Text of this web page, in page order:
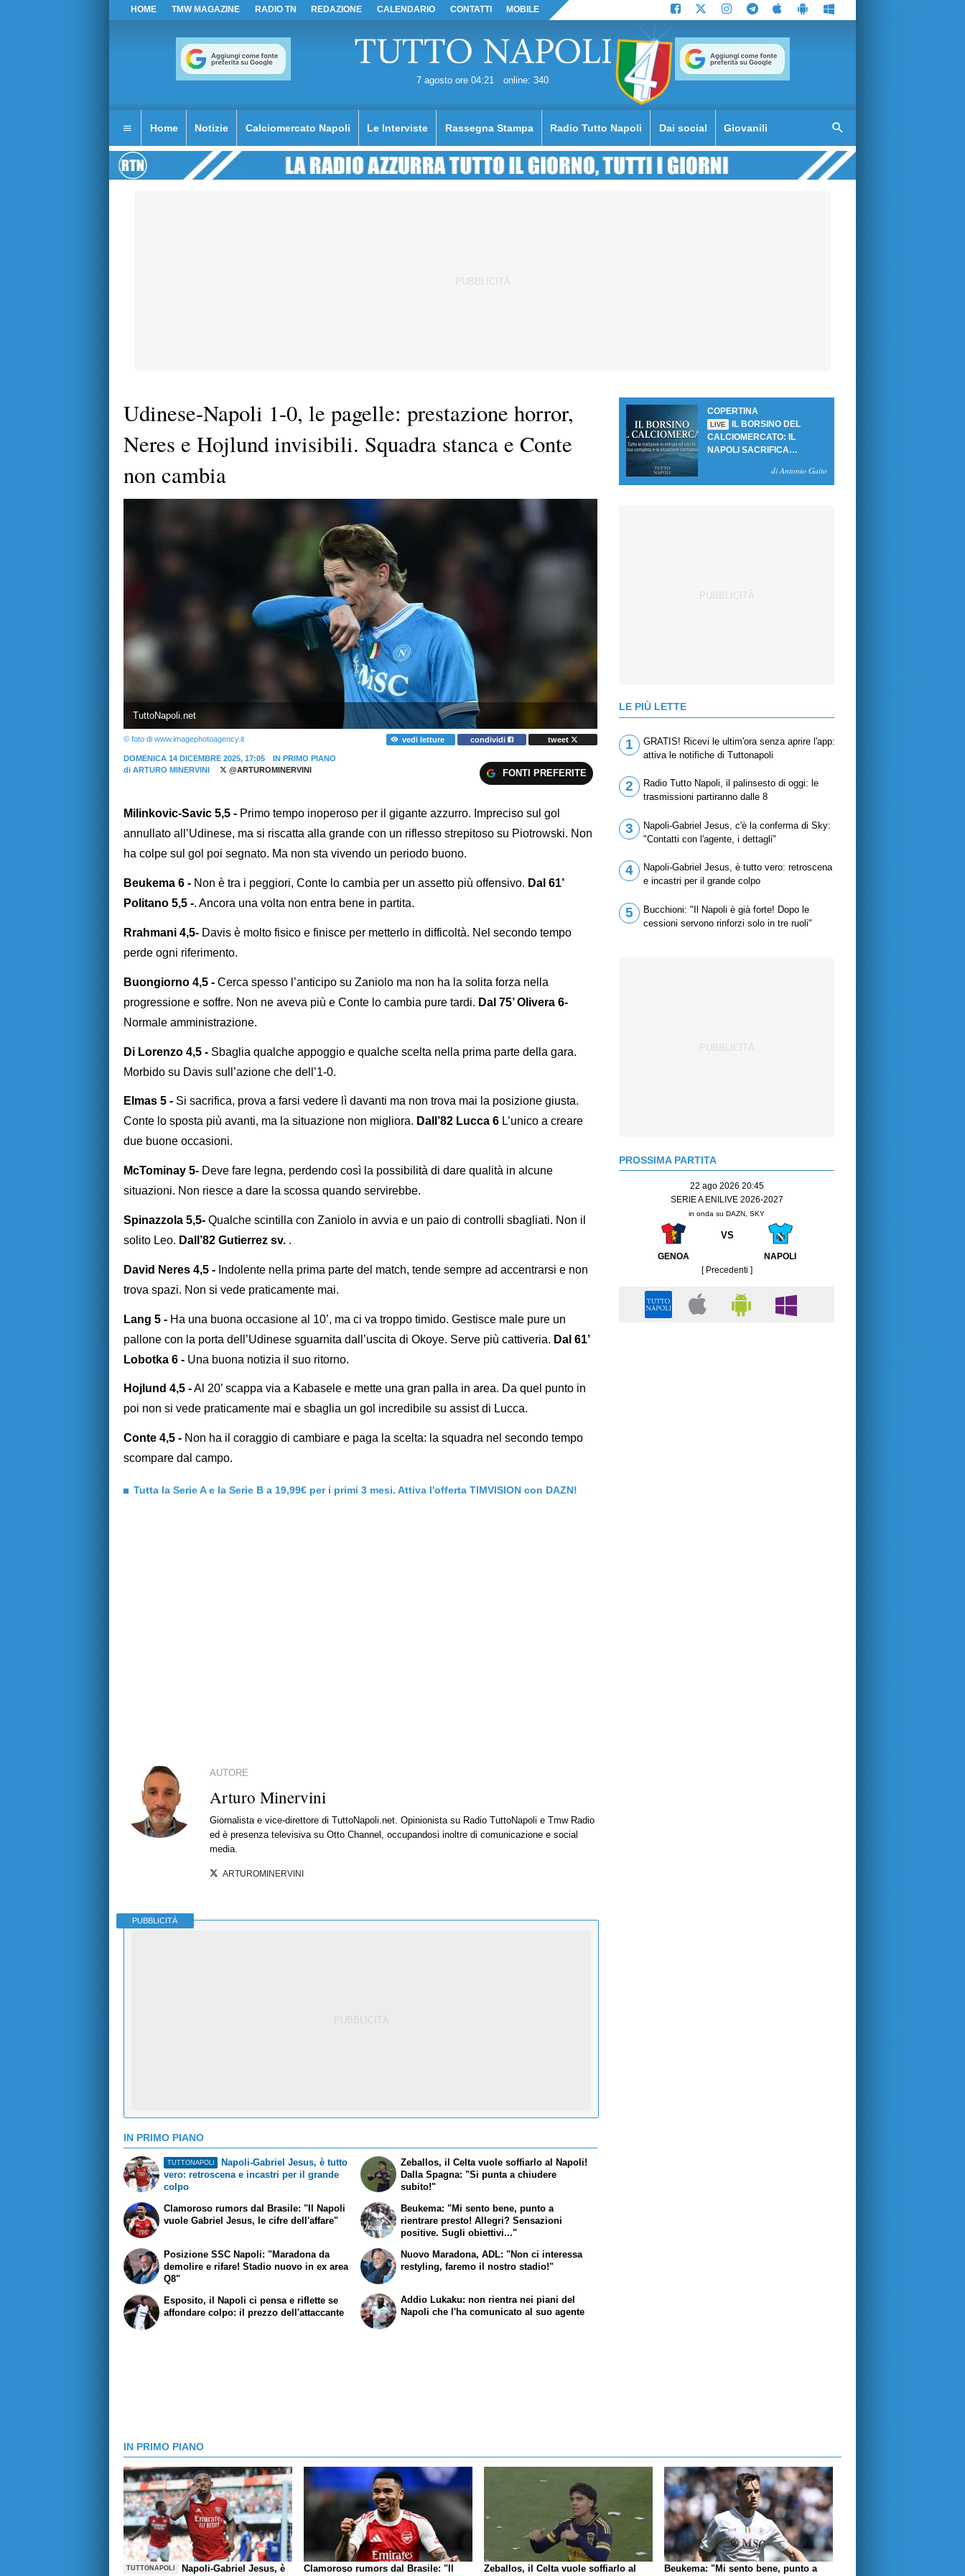
HOME TMW MAGAZINE RADIO TN REDAZIONE CALENDARIO CONTATTI MOBILE
7 agosto ore 04:21 online: 340
Home Notizie Calciomercato Napoli Le Interviste Rassegna Stampa Radio Tutto Napoli Dai social Giovanili
Udinese-Napoli 1-0, le pagelle: prestazione horror,
Neres e Hojlund invisibili. Squadra stanca e Conte
non cambia
TuttoNapoli.net
© foto di www.imagephotoagency.it vedi letture condividi tweet
DOMENICA 14 DICEMBRE 2025, 17:05
IN PRIMO PIANO
di ARTURO MINERVINI @ARTUROMINERVINI FONTI PREFERITE
Milinkovic-Savic 5,5 - Primo tempo inoperoso per il gigante azzurro. Impreciso sul gol
annullato all’Udinese, ma si riscatta alla grande con un riflesso strepitoso su Piotrowski. Non
ha colpe sul gol poi segnato. Ma non sta vivendo un periodo buono.
Beukema 6 - Non è tra i peggiori, Conte lo cambia per un assetto più offensivo. Dal 61’
Politano 5,5 -. Ancora una volta non entra bene in partita.
Rrahmani 4,5- Davis è molto fisico e finisce per metterlo in difficoltà. Nel secondo tempo
perde ogni riferimento.
Buongiorno 4,5 - Cerca spesso l’anticipo su Zaniolo ma non ha la solita forza nella
progressione e soffre. Non ne aveva più e Conte lo cambia pure tardi. Dal 75’ Olivera 6-
Normale amministrazione.
Di Lorenzo 4,5 - Sbaglia qualche appoggio e qualche scelta nella prima parte della gara.
Morbido su Davis sull’azione che dell’1-0.
Elmas 5 - Si sacrifica, prova a farsi vedere lì davanti ma non trova mai la posizione giusta.
Conte lo sposta più avanti, ma la situazione non migliora. Dall’82 Lucca 6 L’unico a creare
due buone occasioni.
McTominay 5- Deve fare legna, perdendo così la possibilità di dare qualità in alcune
situazioni. Non riesce a dare la scossa quando servirebbe.
Spinazzola 5,5- Qualche scintilla con Zaniolo in avvia e un paio di controlli sbagliati. Non il
solito Leo. Dall’82 Gutierrez sv. .
David Neres 4,5 - Indolente nella prima parte del match, tende sempre ad accentrarsi e non
trova spazi. Non si vede praticamente mai.
Lang 5 - Ha una buona occasione al 10’, ma ci va troppo timido. Gestisce male pure un
pallone con la porta dell’Udinese sguarnita dall’uscita di Okoye. Serve più cattiveria. Dal 61’
Lobotka 6 - Una buona notizia il suo ritorno.
Hojlund 4,5 -Al 20’ scappa via a Kabasele e mette una gran palla in area. Da quel punto in
poi non si vede praticamente mai e sbaglia un gol incredibile su assist di Lucca.
Conte 4,5 - Non ha il coraggio di cambiare e paga la scelta: la squadra nel secondo tempo
scompare dal campo.
Tutta la Serie A e la Serie B a 19,99€ per i primi 3 mesi. Attiva l'offerta TIMVISION con DAZN!
AUTORE
Arturo Minervini
Giornalista e vice-direttore di TuttoNapoli.net. Opinionista su Radio TuttoNapoli e Tmw Radio
ed è presenza televisiva su Otto Channel, occupandosi inoltre di comunicazione e social
media.
ARTUROMINERVINI
PUBBLICITÀ
IN PRIMO PIANO
TUTTONAPOLI
Napoli-Gabriel Jesus, è tutto
vero: retroscena e incastri per il grande
colpo
Clamoroso rumors dal Brasile: "Il Napoli
vuole Gabriel Jesus, le cifre dell'affare"
Zeballos, il Celta vuole soffiarlo al Napoli!
Dalla Spagna: "Si punta a chiudere
subito!"
Beukema: "Mi sento bene, punto a
rientrare presto! Allegri? Sensazioni
positive. Sugli obiettivi..."
Posizione SSC Napoli: "Maradona da
demolire e rifare! Stadio nuovo in ex area
Q8"
Esposito, il Napoli ci pensa e riflette se
affondare colpo: il prezzo dell'attaccante
Nuovo Maradona, ADL: "Non ci interessa
restyling, faremo il nostro stadio!"
Addio Lukaku: non rientra nei piani del
Napoli che l'ha comunicato al suo agente
COPERTINA
LIVE
IL BORSINO DEL
CALCIOMERCATO: IL
NAPOLI SACRIFICA
SBLOCCANO ARRIVIdi Antonio Gaito
LE PIÙ LETTE
1
GRATIS! Ricevi le ultim'ora senza aprire l'app:
attiva le notifiche di Tuttonapoli
2
Radio Tutto Napoli, il palinsesto di oggi: le
trasmissioni partiranno dalle 8
3
Napoli-Gabriel Jesus, c'è la conferma di Sky:
"Contatti con l'agente, i dettagli"
4
Napoli-Gabriel Jesus, è tutto vero: retroscena
e incastri per il grande colpo
5
Bucchioni: "Il Napoli è già forte! Dopo le
cessioni servono rinforzi solo in tre ruoli"
PROSSIMA PARTITA
22 ago 2026 20:45
SERIE A ENILIVE 2026-2027
in onda su DAZN, SKY
VS
GENOA
NAPOLI
[ Precedenti ]
IN PRIMO PIANO
TUTTONAPOLI Napoli-Gabriel Jesus, è Clamoroso rumors dal Brasile: "Il Zeballos, il Celta vuole soffiarlo al Beukema: "Mi sento bene, punto a